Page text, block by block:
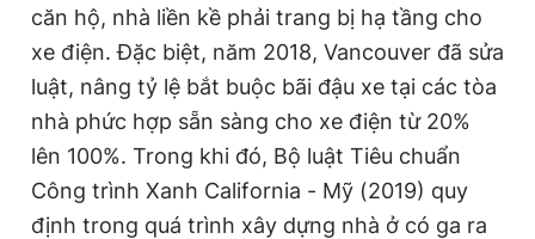
căn hộ, nhà liền kề phải trang bị hạ tầng cho
xe điện. Đặc biệt, năm 2018, Vancouver đã sửa
luật, nâng tỷ lệ bắt buộc bãi đậu xe tại các tòa
nhà phức hợp sẵn sàng cho xe điện từ 20%
lên 100%. Trong khi đó, Bộ luật Tiêu chuẩn
Công trình Xanh California - Mỹ (2019) quy
định trong quá trình xây dựng nhà ở có ga ra